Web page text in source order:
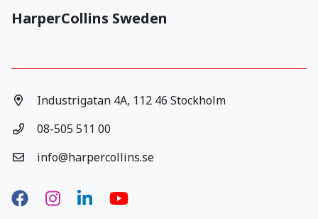
HarperCollins Sweden
Industrigatan 4A, 112 46 Stockholm
08-505 511 00
info@harpercollins.se
Facebook
Instagram
LinkedInYouTube